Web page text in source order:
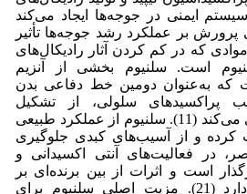
ایمنی در جوجه‌ها ایجاد می‌کند
پرورش بر عملکرد رشد جوجه‌ها تأثیر
که در کم کردن آثار رادیکال‌های
است. سلنیوم بخشی از آنزیم
که به‌عنوان دومین خط دفاعی بدن
پراکسیدهای سلولی، از تشکیل
رادیکال‌های آزاد جلوگیری می‌کند (11). سلنیوم از عملکرد طبیعی
کرده و از آسیب‌های کبدی جلوگیری
در فعالیت‌های آنتی اکسیدانی و
است و اثرات از بین برنده‌ای بر
باکتری‌های مضر روده دارد (21). مزیت اصلی سلنیوم برای